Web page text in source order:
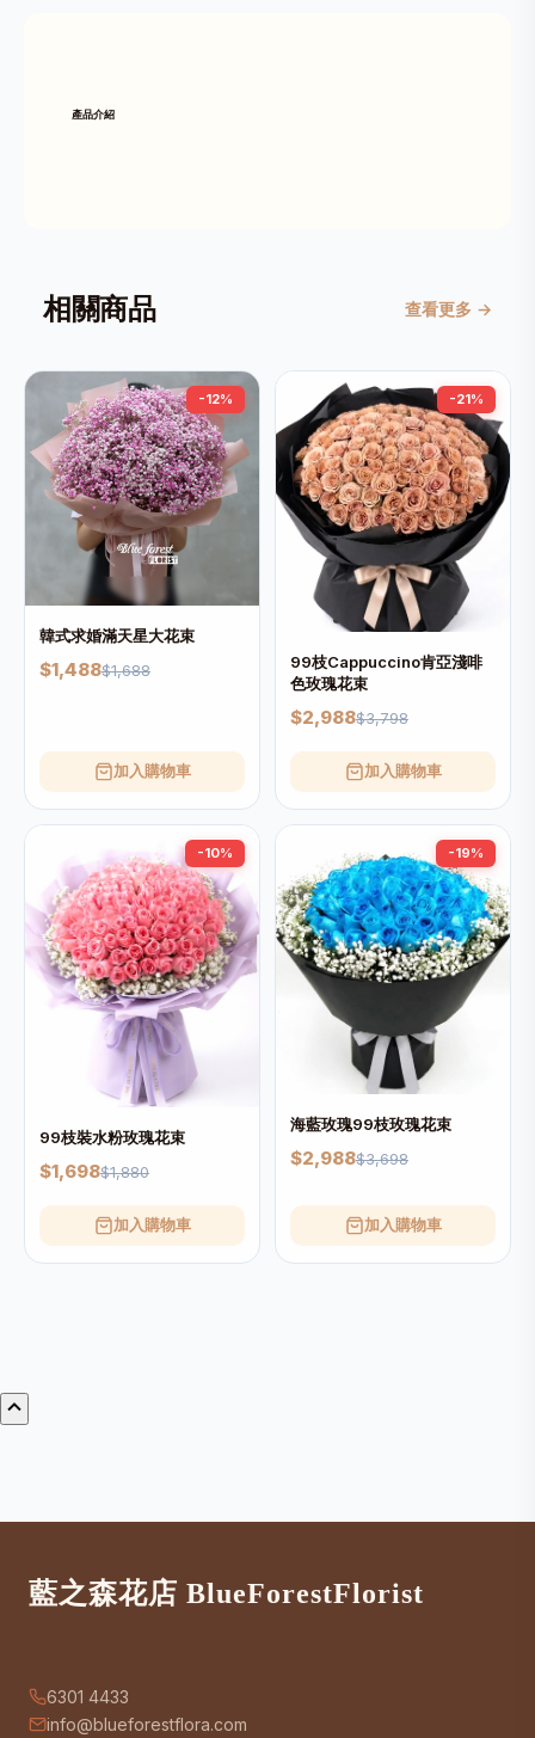
產品介紹
相關商品 查看更多 →
-12%
韓式求婚滿天星大花束
$1,488$1,688
加入購物車
-21%
99枝Cappuccino肯亞淺啡
色玫瑰花束
$2,988$3,798
加入購物車
-10%
99枝裝水粉玫瑰花束
$1,698$1,880
加入購物車
-19%
海藍玫瑰99枝玫瑰花束
$2,988$3,698
加入購物車
藍之森花店 BlueForestFlorist
6301 4433
info@blueforestflora.com